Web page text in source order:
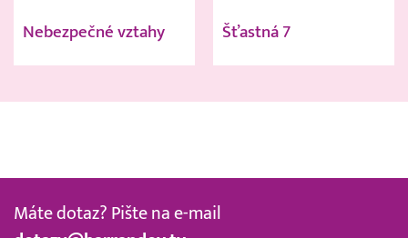
Nebezpečné vztahy Šťastná 7
Máte dotaz? Pište na e-mail